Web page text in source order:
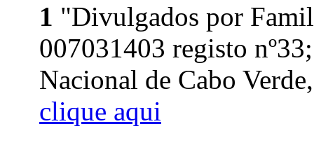
1 "Divulgados por
007031403 registo
Nacional de Cabo
clique aqui